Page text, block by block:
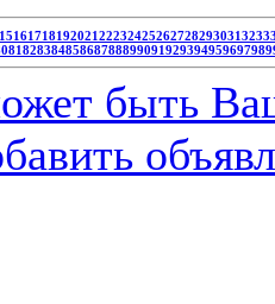
15161718192021222324252627282930313233
818283848586878889909192939495969798
быть